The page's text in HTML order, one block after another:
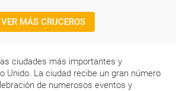
VER MÁS CRUCEROS
ciudades más importantes y
Unido. La ciudad recibe un gran número
de numerosos eventos y